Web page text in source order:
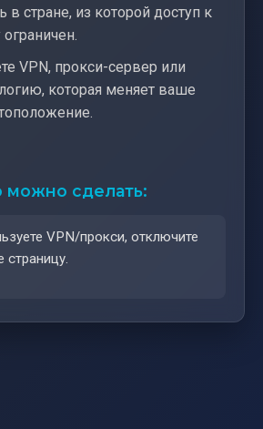
в стране, из которой доступ к
VPN, прокси-сервер или
которая меняет ваше
можно сделать:
VPN/прокси, отключите
страницу.